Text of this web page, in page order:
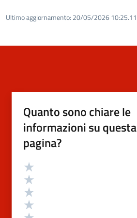
Ultimo aggiornamento: 20/05/2026 10:25.11
Quanto sono chiare le
informazioni su questa
pagina?
Valutazione